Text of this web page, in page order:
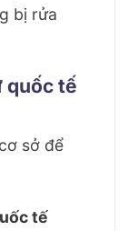
bị rửa
quốc tế
sở để
tế